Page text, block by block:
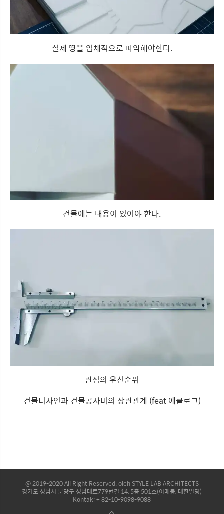
실제 땅을 입체적으로 파악해야한다.
건물에는 내용이 있어야 한다.
관점의 우선순위
건물디자인과 건물공사비의 상관관계 (feat 에클로그)
@ 2019-2020 All Right Reserved. oleh STYLE LAB ARCHITECTS
경기도 성남시 분당구 성남대로779번길 14, 5층 501호(이매동, 대한빌딩)
Kontak: + 82-10-9098-9088